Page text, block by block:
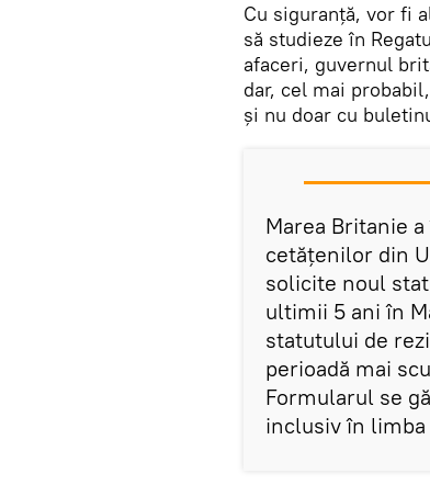
Cu siguranță, vor fi
să studieze în
afaceri, guvernul
dar, cel mai
și nu doar cu
Marea Britanie
cetățenilor din
solicite noul
ultimii 5 ani în
statutului de
perioadă mai
Formularul se
inclusiv în limba